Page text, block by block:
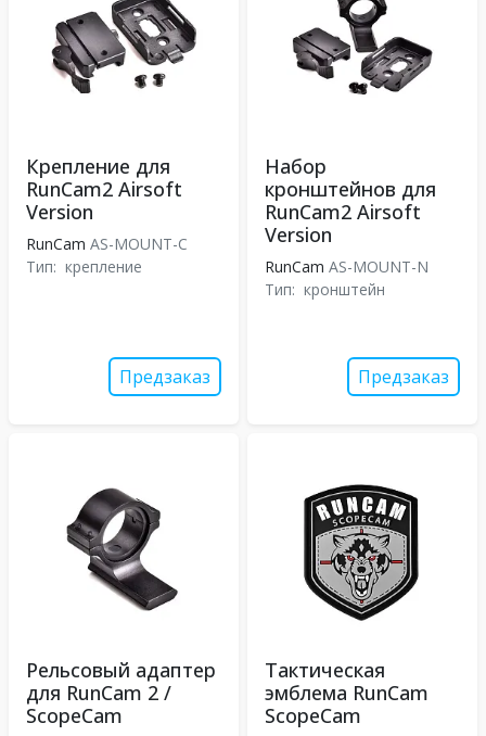
Крепление для
RunCam2 Airsoft
Version
RunCam AS-MOUNT-C
Тип: крепление
Предзаказ
Набор
кронштейнов для
RunCam2 Airsoft
Version
RunCam AS-MOUNT-N
Тип: кронштейн
Предзаказ
Рельсовый адаптер
для RunCam 2 /
ScopeCam
Тактическая
эмблема RunCam
ScopeCam